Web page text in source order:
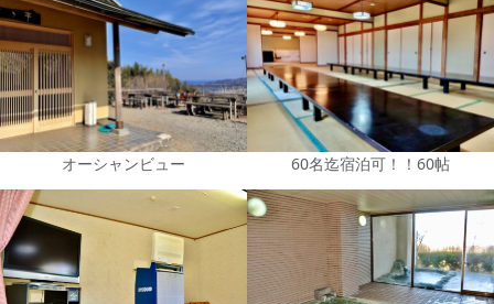
オーシャンビュー 60名迄宿泊可！！60帖